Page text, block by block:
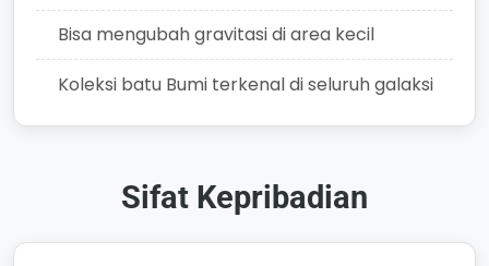
Bisa mengubah gravitasi di area kecil
Koleksi batu Bumi terkenal di seluruh galaksi
Sifat Kepribadian